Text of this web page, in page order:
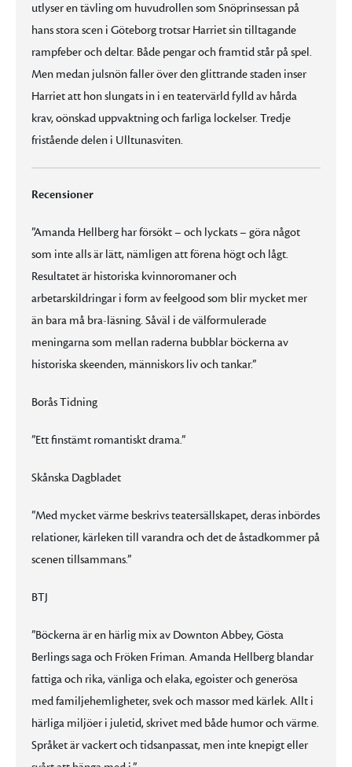
utlyser en tävling om huvudrollen som Snöprinsessan på
hans stora scen i Göteborg trotsar Harriet sin tilltagande
rampfeber och deltar. Både pengar och framtid står på spel.
Men medan julsnön faller över den glittrande staden inser
Harriet att hon slungats in i en teatervärld fylld av hårda
krav, oönskad uppvaktning och farliga lockelser. Tredje
fristående delen i Ulltunasviten.
Recensioner
”Amanda Hellberg har försökt – och lyckats – göra något
som inte alls är lätt, nämligen att förena högt och lågt.
Resultatet är historiska kvinnoromaner och
arbetarskildringar i form av feelgood som blir mycket mer
än bara må bra-läsning. Såväl i de välformulerade
meningarna som mellan raderna bubblar böckerna av
historiska skeenden, människors liv och tankar.”
Borås Tidning
”Ett finstämt romantiskt drama.”
Skånska Dagbladet
”Med mycket värme beskrivs teatersällskapet, deras inbördes
relationer, kärleken till varandra och det de åstadkommer på
scenen tillsammans.”
BTJ
”Böckerna är en härlig mix av Downton Abbey, Gösta
Berlings saga och Fröken Friman. Amanda Hellberg blandar
fattiga och rika, vänliga och elaka, egoister och generösa
med familjehemligheter, svek och massor med kärlek. Allt i
härliga miljöer i juletid, skrivet med både humor och värme.
Språket är vackert och tidsanpassat, men inte knepigt eller